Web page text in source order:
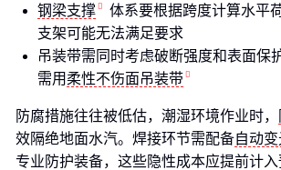
钢梁支撑
体系要根据跨度计算水平
支架可能无法满足要求
吊装带需同时考虑破断强度和表面保
需用 柔性不伤面吊装带
防腐措施往往被低估，潮湿环境作业时，
效隔绝地面水汽。焊接环节需配备自动
专业防护装备，这些隐性成本应提前计入